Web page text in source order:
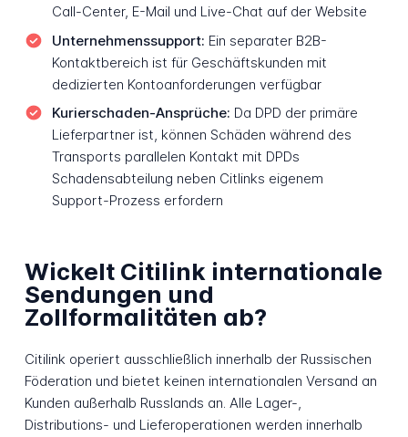
Call-Center, E-Mail und Live-Chat auf der Website
Unternehmenssupport: Ein separater B2B-
Kontaktbereich ist für Geschäftskunden mit
dedizierten Kontoanforderungen verfügbar
Kurierschaden-Ansprüche: Da DPD der primäre
Lieferpartner ist, können Schäden während des
Transports parallelen Kontakt mit DPDs
Schadensabteilung neben Citlinks eigenem
Support-Prozess erfordern
Wickelt Citilink internationale
Sendungen und
Zollformalitäten ab?
Citilink operiert ausschließlich innerhalb der Russischen
Föderation und bietet keinen internationalen Versand an
Kunden außerhalb Russlands an. Alle Lager-,
Distributions- und Lieferoperationen werden innerhalb